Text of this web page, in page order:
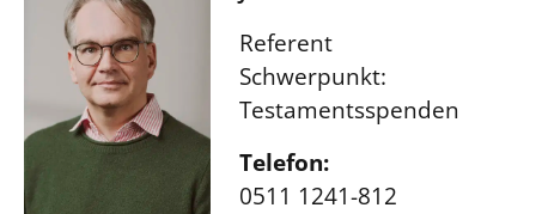
Referent
Schwerpunkt:
Testamentsspenden
Telefon:
0511 1241-812